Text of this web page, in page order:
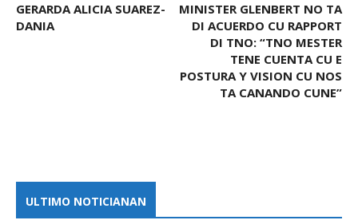
GERARDA ALICIA SUAREZ-
DANIA
MINISTER GLENBERT NO TA
DI ACUERDO CU RAPPORT
DI TNO: “TNO MESTER
TENE CUENTA CU E
POSTURA Y VISION CU NOS
TA CANANDO CUNE”
ULTIMO NOTICIANAN